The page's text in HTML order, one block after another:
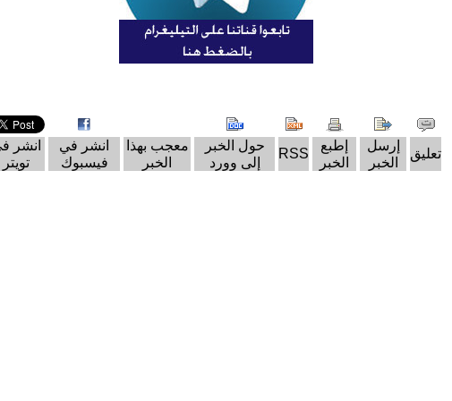
تعليق
إرسل
الخبر
إطبع
الخبر
RSS
حول الخبر
إلى وورد
معجب بهذا
الخبر
انشر في
فيسبوك
انشر
تويتر